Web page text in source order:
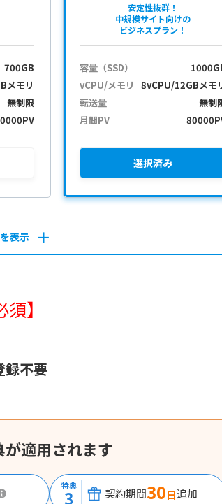
700GB
メモリ
無制限
安定性抜群！
中規模サイト向けの
ビジネスプラン！
容量（SSD）
vCPU/メモリ
8vCPU/12GBメモ
転送量
無制
月間PV
選択済み
表示
須】
録不要
適用されます
特典
3 契約期間30日追加